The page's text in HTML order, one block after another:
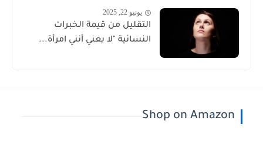
يونيو 22, 2025
التقليل من قيمة الخبرات
النسائية "لا يعني أنني امرأة...
Shop on Amazon